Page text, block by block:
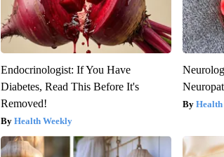
Endocrinologist: If You Have
Diabetes, Read This Before It's
Removed!
Health Weekly